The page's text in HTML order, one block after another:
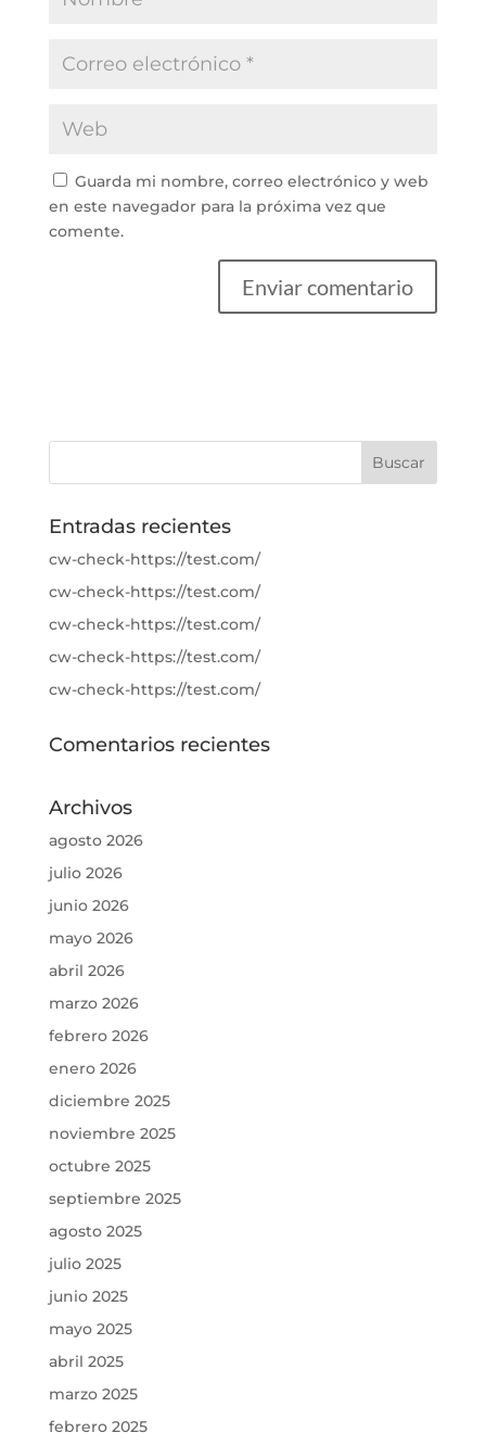
Guarda mi nombre, correo electrónico y web
en este navegador para la próxima vez que
comente.
Entradas recientes
cw-check-https://test.com/
cw-check-https://test.com/
cw-check-https://test.com/
cw-check-https://test.com/
cw-check-https://test.com/
Comentarios recientes
Archivos
agosto 2026
julio 2026
junio 2026
mayo 2026
abril 2026
marzo 2026
febrero 2026
enero 2026
diciembre 2025
noviembre 2025
octubre 2025
septiembre 2025
agosto 2025
julio 2025
junio 2025
mayo 2025
abril 2025
marzo 2025
febrero 2025